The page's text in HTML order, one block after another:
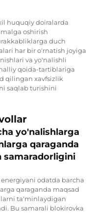
huquqiy doiralarda
oshirish
duch
har bir o'rnatish joyiga
va yo'nalishli
qoida-tartiblariga
qilingan xavfsizlik
saqlab turishini
yo'nalishlarga
qaraganda
samaradorligini
odatda barcha
qaraganda maqsad
ta'minlaydigan
Bu samarali blokirovka